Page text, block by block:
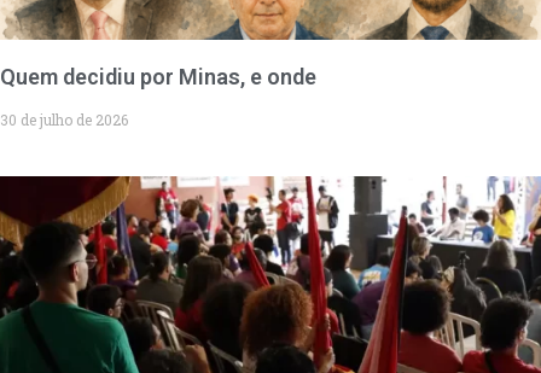
Quem decidiu por Minas, e onde
30 de julho de 2026